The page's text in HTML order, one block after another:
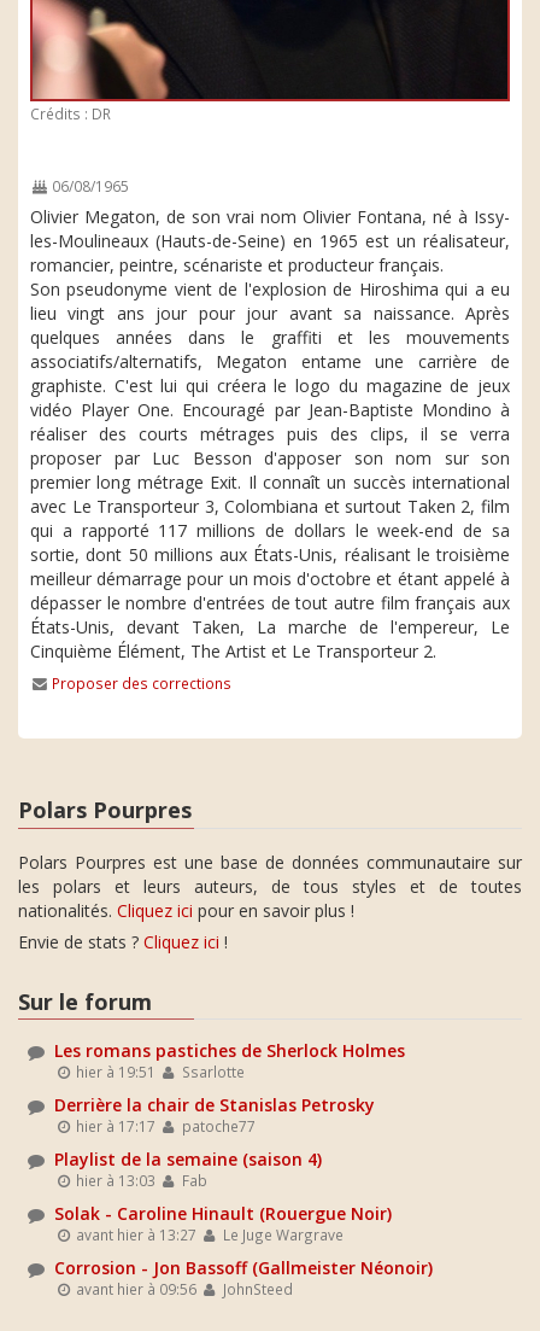
Crédits : DR
06/08/1965
Olivier Megaton, de son vrai nom Olivier Fontana, né à Issy-
les-Moulineaux (Hauts-de-Seine) en 1965 est un réalisateur,
romancier, peintre, scénariste et producteur français.
Son pseudonyme vient de l'explosion de Hiroshima qui a eu
lieu vingt ans jour pour jour avant sa naissance. Après
quelques années dans le graffiti et les mouvements
associatifs/alternatifs, Megaton entame une carrière de
graphiste. C'est lui qui créera le logo du magazine de jeux
vidéo Player One. Encouragé par Jean-Baptiste Mondino à
réaliser des courts métrages puis des clips, il se verra
proposer par Luc Besson d'apposer son nom sur son
premier long métrage Exit. Il connaît un succès international
avec Le Transporteur 3, Colombiana et surtout Taken 2, film
qui a rapporté 117 millions de dollars le week-end de sa
sortie, dont 50 millions aux États-Unis, réalisant le troisième
meilleur démarrage pour un mois d'octobre et étant appelé à
dépasser le nombre d'entrées de tout autre film français aux
États-Unis, devant Taken, La marche de l'empereur, Le
Cinquième Élément, The Artist et Le Transporteur 2.
Proposer des corrections
Polars Pourpres
Polars Pourpres est une base de données communautaire sur
les polars et leurs auteurs, de tous styles et de toutes
nationalités. Cliquez ici pour en savoir plus !
Envie de stats ? Cliquez ici !
Sur le forum
Les romans pastiches de Sherlock Holmes
hier à 19:51 Ssarlotte
Derrière la chair de Stanislas Petrosky
hier à 17:17 patoche77
Playlist de la semaine (saison 4)
hier à 13:03 Fab
Solak - Caroline Hinault (Rouergue Noir)
avant hier à 13:27 Le Juge Wargrave
Corrosion - Jon Bassoff (Gallmeister Néonoir)
avant hier à 09:56 JohnSteed